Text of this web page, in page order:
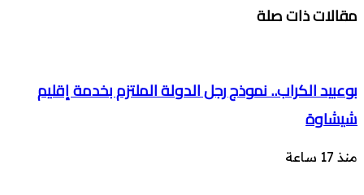
مقالات ذات صلة
بوعبيد الكراب.. نموذج رجل الدولة الملتزم بخدمة إقليم
شيشاوة
منذ 17 ساعة